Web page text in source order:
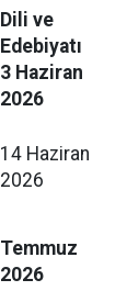
Dili ve
Edebiyatı
3 Haziran
2026
14 Haziran
2026
Temmuz
2026